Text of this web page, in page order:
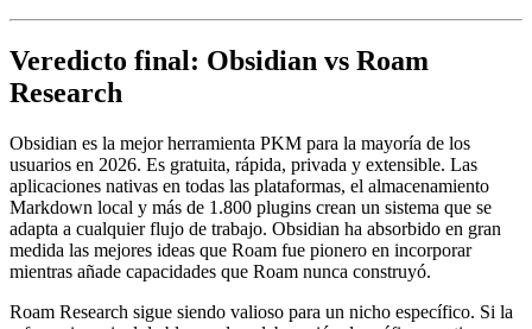
Veredicto final: Obsidian vs Roam
Research
Obsidian es la mejor herramienta PKM para la mayoría de los
usuarios en 2026. Es gratuita, rápida, privada y extensible. Las
aplicaciones nativas en todas las plataformas, el almacenamiento
Markdown local y más de 1.800 plugins crean un sistema que se
adapta a cualquier flujo de trabajo. Obsidian ha absorbido en gran
medida las mejores ideas que Roam fue pionero en incorporar
mientras añade capacidades que Roam nunca construyó.
Roam Research sigue siendo valioso para un nicho específico. Si la